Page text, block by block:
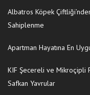
Albatros Köpek
Sahiplenme
Apartman Hayatına En
KIF Şecereli ve Mikroçipli
Safkan Yavrular